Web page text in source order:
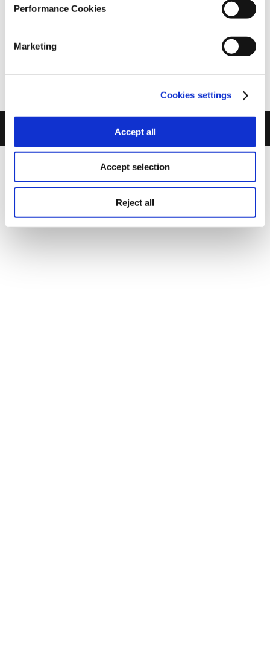
Performance Cookies
Marketing
Cookies settings
Accept all
Accept selection
Reject all
Χρήσης